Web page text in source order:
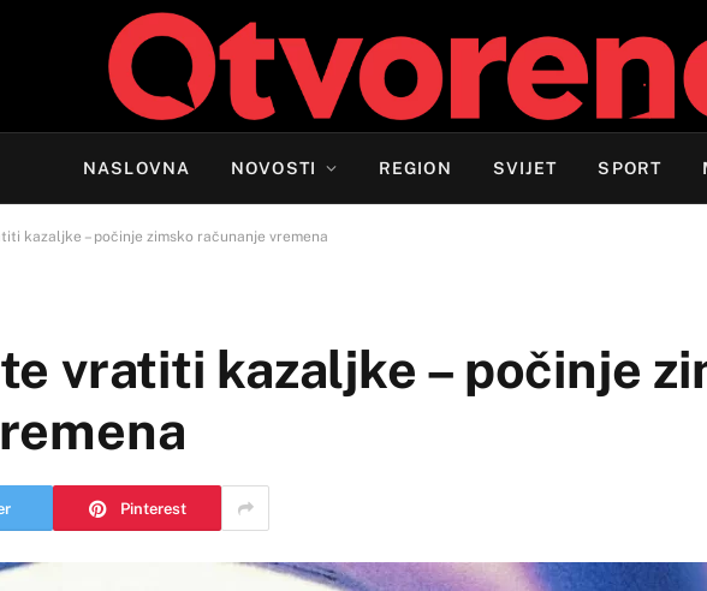
NASLOVNA NOVOSTI REGION SVIJET SPORT
kazaljke – počinje zimsko računanje vremena
vratiti kazaljke – počinje
Pinterest